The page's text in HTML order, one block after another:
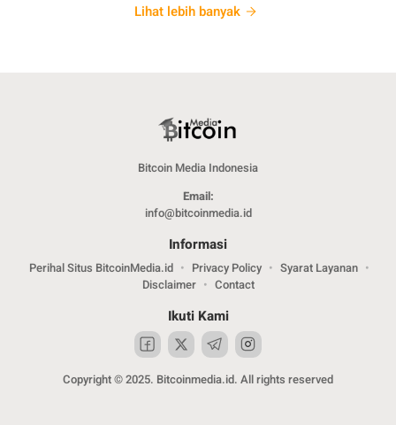
Lihat lebih banyak
Bitcoin Media Indonesia
Email:
info@bitcoinmedia.id
Informasi
Perihal Situs BitcoinMedia.id Privacy Policy
Syarat Layanan
Disclaimer
Contact
Ikuti Kami
Copyright © 2025. Bitcoinmedia.id. All rights reserved